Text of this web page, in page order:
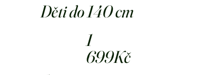
Děti do 140 cm
1
699Kč